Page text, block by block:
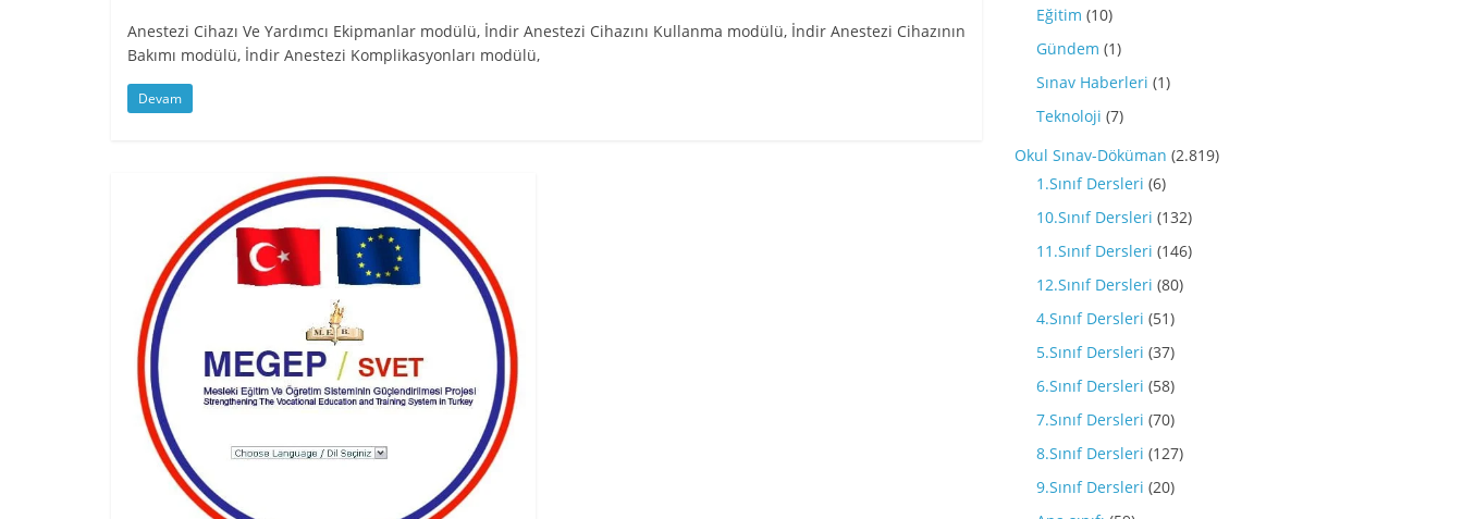
Anestezi Cihazı Ve Yardımcı Ekipmanlar modülü, İndir Anestezi Cihazını Kullanma modülü, İndir Anestezi Cihazının
Bakımı modülü, İndir Anestezi Komplikasyonları modülü,
Devam
Eğitim (10)
Gündem (1)
Sınav Haberleri (1)
Teknoloji (7)
Okul Sınav-Döküman (2.819)
1.Sınıf Dersleri (6)
10.Sınıf Dersleri (132)
11.Sınıf Dersleri (146)
12.Sınıf Dersleri (80)
4.Sınıf Dersleri (51)
5.Sınıf Dersleri (37)
6.Sınıf Dersleri (58)
7.Sınıf Dersleri (70)
8.Sınıf Dersleri (127)
9.Sınıf Dersleri (20)